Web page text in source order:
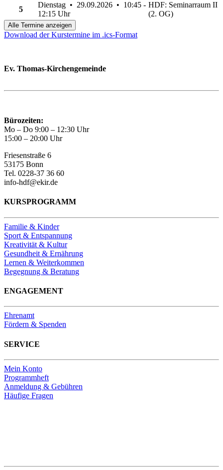
5
Dienstag • 29.09.2026 • 10:45 -
12:15 Uhr
HDF: Seminarraum II
(2. OG)
Alle Termine anzeigen
Download der Kurstermine im .ics-Format
Ev. Thomas-Kirchengemeinde
Bürozeiten:
Mo – Do 9:00 – 12:30 Uhr
15:00 – 20:00 Uhr
Friesenstraße 6
53175 Bonn
Tel. 0228-37 36 60
info-hdf@ekir.de
KURSPROGRAMM
Familie & Kinder
Sport & Entspannung
Kreativität & Kultur
Gesundheit & Ernährung
Lernen & Weiterkommen
Begegnung & Beratung
ENGAGEMENT
Ehrenamt
Fördern & Spenden
SERVICE
Mein Konto
Programmheft
Anmeldung & Gebühren
Häufige Fragen